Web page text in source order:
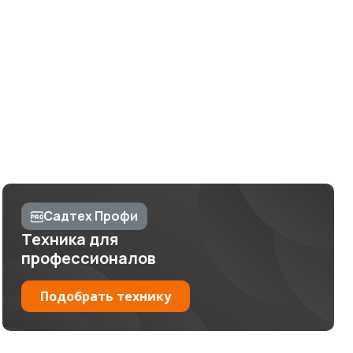
Садтех Профи
Техника для
профессионалов
Подобрать технику